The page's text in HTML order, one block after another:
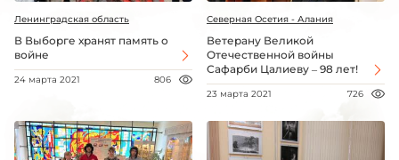
Ленинградская область
В Выборге хранят память о
войне
24 марта 2021 806
Северная Осетия - Алания
Ветерану Великой
Отечественной войны
Сафарби Цалиеву – 98 лет!
23 марта 2021 726